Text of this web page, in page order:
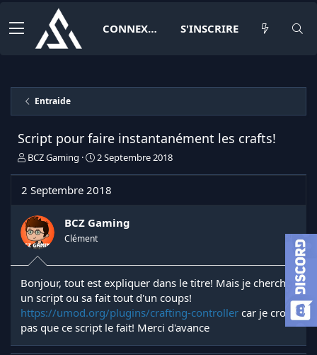
CONNEXION S'INSCRIRE
Entraide
Script pour faire instantanément les crafts!
I
a
t
e
u
d
e
l
d
i
BCZ Gaming
D
e
e
d
é
t
2 Septembre 2018
2 Septembre 2018
BCZ Gaming
Clément
Bonjour, tout est expliquer dans le titre! Mais je cherche
un script ou sa fait tout d'un coups!
https://umod.org/plugins/crafting-controller car je croit
pas que ce script le fait! Merci d'avance